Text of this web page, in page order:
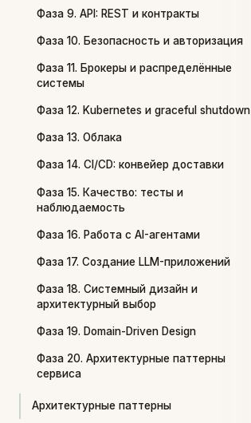
Фаза 9. API: REST и контракты
Фаза 10. Безопасность и авторизация
Фаза 11. Брокеры и распределённые
системы
Фаза 12. Kubernetes и graceful shutdown
Фаза 13. Облака
Фаза 14. CI/CD: конвейер доставки
Фаза 15. Качество: тесты и
наблюдаемость
Фаза 16. Работа с AI-агентами
Фаза 17. Создание LLM-приложений
Фаза 18. Системный дизайн и
архитектурный выбор
Фаза 19. Domain-Driven Design
Фаза 20. Архитектурные паттерны
сервиса
Архитектурные паттерны